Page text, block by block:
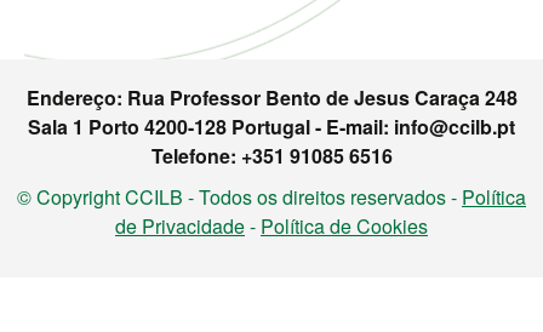
Endereço: Rua Professor Bento de Jesus Caraça 248
Sala 1 Porto 4200-128 Portugal - E-mail: info@ccilb.pt
Telefone: +351 91085 6516
© Copyright CCILB - Todos os direitos reservados - Política
de Privacidade- Política de Cookies